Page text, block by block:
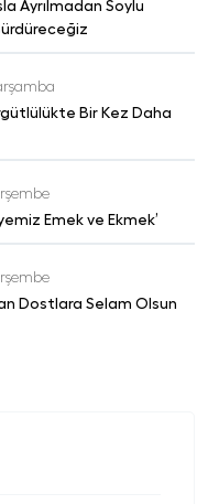
Ayrılmadan Soylu
Bir Kez Daha
Emek ve Ekmek’
Dostlara Selam Olsun